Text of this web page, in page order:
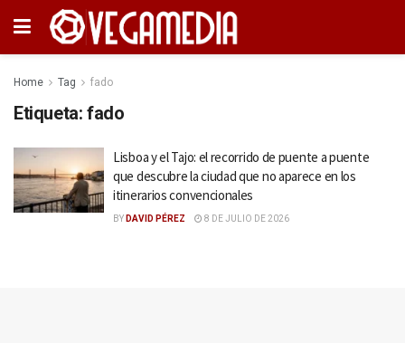
Home Tag fado
Etiqueta: fado
Lisboa y el Tajo: el recorrido de puente a puente
que descubre la ciudad que no aparece en los
itinerarios convencionales
BY DAVID PÉREZ 8 DE JULIO DE 2026